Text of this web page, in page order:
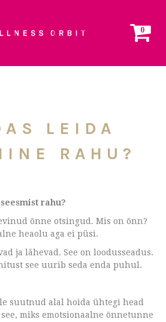
0
LEIDA
RAHU?
rahu?
õnne otsingud. Mis on õnn?
heaolu aga ei püsi.
ja lähevad. See on loodusseadus.
see uurib seda enda puhul.
suutnud alal hoida ühtegi head
see, miks emotsionaalne õnnetunne